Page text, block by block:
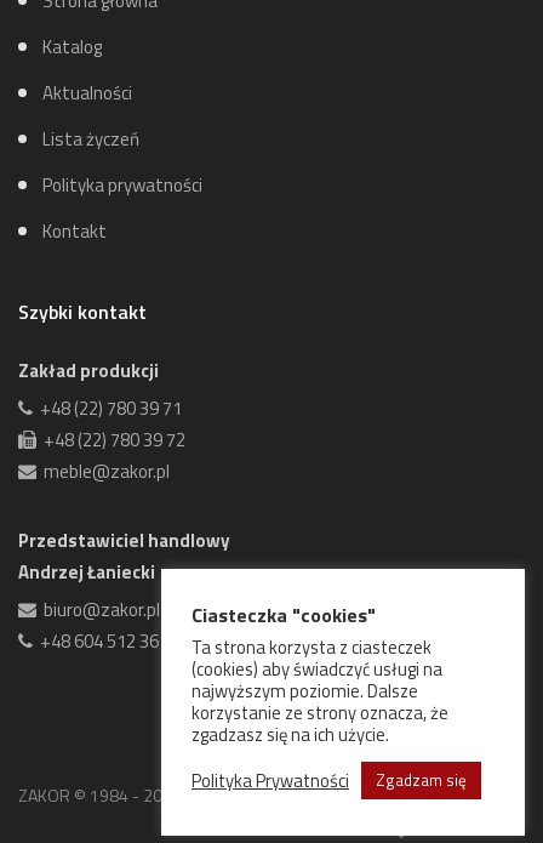
Katalog
Aktualności
Lista życzeń
Polityka prywatności
Kontakt
Szybki kontakt
Zakład produkcji
+48 (22) 780 39 71
+48 (22) 780 39 72
meble@zakor.pl
Przedstawiciel handlowy
Andrzej Łaniecki
biuro@zakor.pl
+48 604 512 361
ZAKOR © 1984 - 2026 Wszelkie prawa zastrzeżone.
Ciasteczka "cookies"
Ta strona korzysta z ciasteczek
(cookies) aby świadczyć usługi na
najwyższym poziomie. Dalsze
korzystanie ze strony oznacza, że
zgadzasz się na ich użycie.
Polityka Prywatności
Zgadzam się